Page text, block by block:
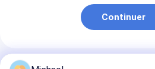
Continuer